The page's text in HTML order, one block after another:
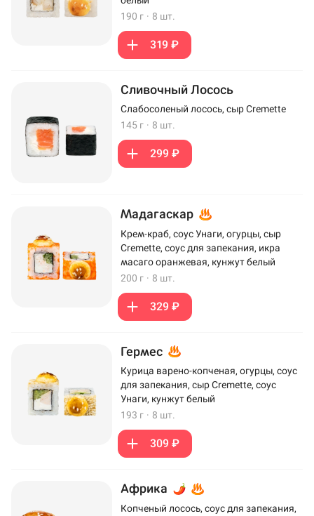
190 г · 8 шт.
319 ₽
Сливочный Лосось
Слабосоленый лосось, сыр Cremette
145 г · 8 шт.
299 ₽
Мадагаскар
Крем-краб, соус Унаги, огурцы, сыр
Cremette, соус для запекания, икра
масаго оранжевая, кунжут белый
200 г · 8 шт.
329 ₽
Гермес
Курица варено-копченая, огурцы, соус
для запекания, сыр Cremette, соус
Унаги, кунжут белый
193 г · 8 шт.
309 ₽
Африка
Копченый лосось, соус для запекания,